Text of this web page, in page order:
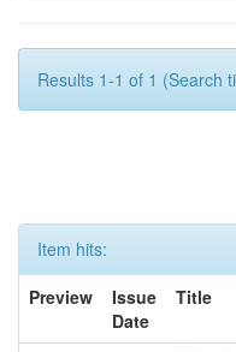
Results 1-1 of 1 (Search
Item hits:
Preview
Issue
Date
Title